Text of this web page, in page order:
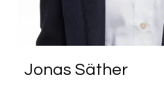
Jonas Säther